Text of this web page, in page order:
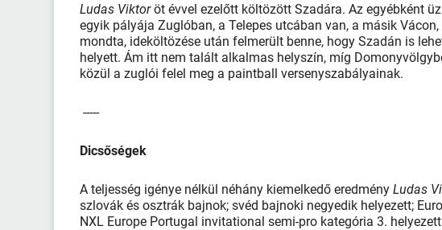
Ludas Viktoröt évvel ezelőtt költözött Szadára. Az egyébként
egyik pályája Zuglóban, a Telepes utcában van, a másik
mondta, ideköltözése után felmerült benne, hogy Szadán is
helyett. Ám itt nem talált alkalmas helyszín, míg
közül a zuglói felel meg a paintball versenyszabályainak.
-----
Dicsőségek
A teljesség igénye nélkül néhány kiemelkedő eredményLudas
szlovák és osztrák bajnok; svéd bajnoki negyedik helyezett;
NXL Europe Portugal invitational semi-pro kategória 3.